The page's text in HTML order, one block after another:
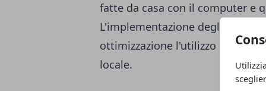
fatte da casa con il computer e
L'implementazione degli
ottimizzazione l'utilizzo di
locale.